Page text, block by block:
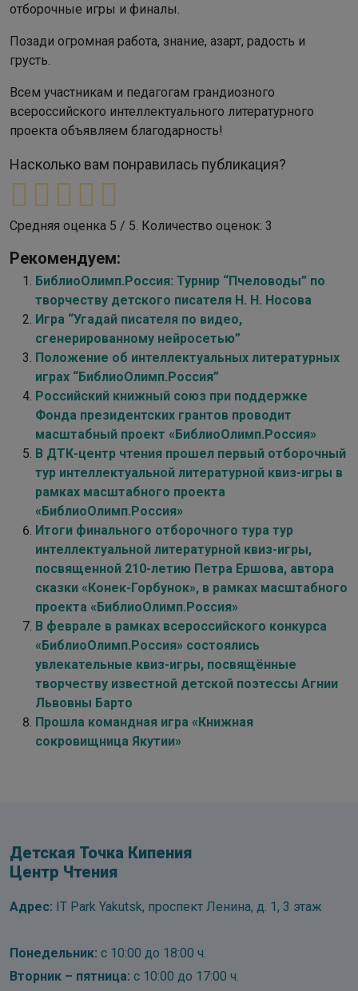
отборочные игры и финалы.
Позади огромная работа, знание, азарт, радость и
грусть.
Всем участникам и педагогам грандиозного
всероссийского интеллектуального литературного
проекта объявляем благодарность!
Насколько вам понравилась публикация?
Средняя оценка 5 / 5. Количество оценок: 3
Рекомендуем:
БиблиоОлимп.Россия: Турнир “Пчеловоды” по
творчеству детского писателя Н. Н. Носова
Игра “Угадай писателя по видео,
сгенерированному нейросетью”
Положение об интеллектуальных литературных
играх “БиблиоОлимп.Россия”
Российский книжный союз при поддержке
Фонда президентских грантов проводит
масштабный проект «БиблиоОлимп.Россия»
В ДТК-центр чтения прошел первый отборочный
тур интеллектуальной литературной квиз-игры в
рамках масштабного проекта
«БиблиоОлимп.Россия»
Итоги финального отборочного тура тур
интеллектуальной литературной квиз-игры,
посвященной 210-летию Петра Ершова, автора
сказки «Конек-Горбунок», в рамках масштабного
проекта «БиблиоОлимп.Россия»
В феврале в рамках всероссийского конкурса
«БиблиоОлимп.Россия» состоялись
увлекательные квиз-игры, посвящённые
творчеству известной детской поэтессы Агнии
Львовны Барто
Прошла командная игра «Книжная
сокровищница Якутии»
Детская Точка Кипения
Центр Чтения
Адрес: IT Park Yakutsk, проспект Ленина, д. 1, 3 этаж
Понедельник: с 10:00 до 18:00 ч.
Вторник – пятница: с 10:00 до 17:00 ч.